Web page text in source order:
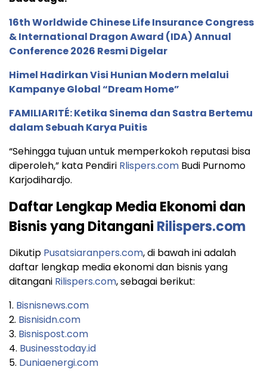
16th Worldwide Chinese Life Insurance Congress
& International Dragon Award (IDA) Annual
Conference 2026 Resmi Digelar
Himel Hadirkan Visi Hunian Modern melalui
Kampanye Global “Dream Home”
FAMILIARITÉ: Ketika Sinema dan Sastra Bertemu
dalam Sebuah Karya Puitis
“Sehingga tujuan untuk memperkokoh reputasi bisa
diperoleh,” kata Pendiri Rlispers.com Budi Purnomo
Karjodihardjo.
Daftar Lengkap Media Ekonomi dan
Bisnis yang Ditangani Rilispers.com
Dikutip Pusatsiaranpers.com, di bawah ini adalah
daftar lengkap media ekonomi dan bisnis yang
ditangani Rilispers.com, sebagai berikut:
1. Bisnisnews.com
2. Bisnisidn.com
3. Bisnispost.com
4. Businesstoday.id
5. Duniaenergi.com